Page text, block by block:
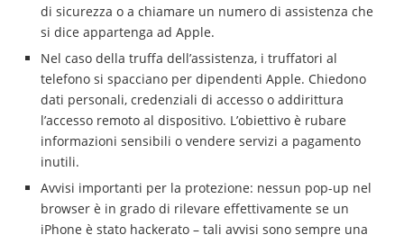
di sicurezza o a chiamare un numero di assistenza che
si dice appartenga ad Apple.
Nel caso della truffa dell’assistenza, i truffatori al
telefono si spacciano per dipendenti Apple. Chiedono
dati personali, credenziali di accesso o addirittura
l’accesso remoto al dispositivo. L’obiettivo è rubare
informazioni sensibili o vendere servizi a pagamento
inutili.
Avvisi importanti per la protezione: nessun pop-up nel
browser è in grado di rilevare effettivamente se un
iPhone è stato hackerato – tali avvisi sono sempre una